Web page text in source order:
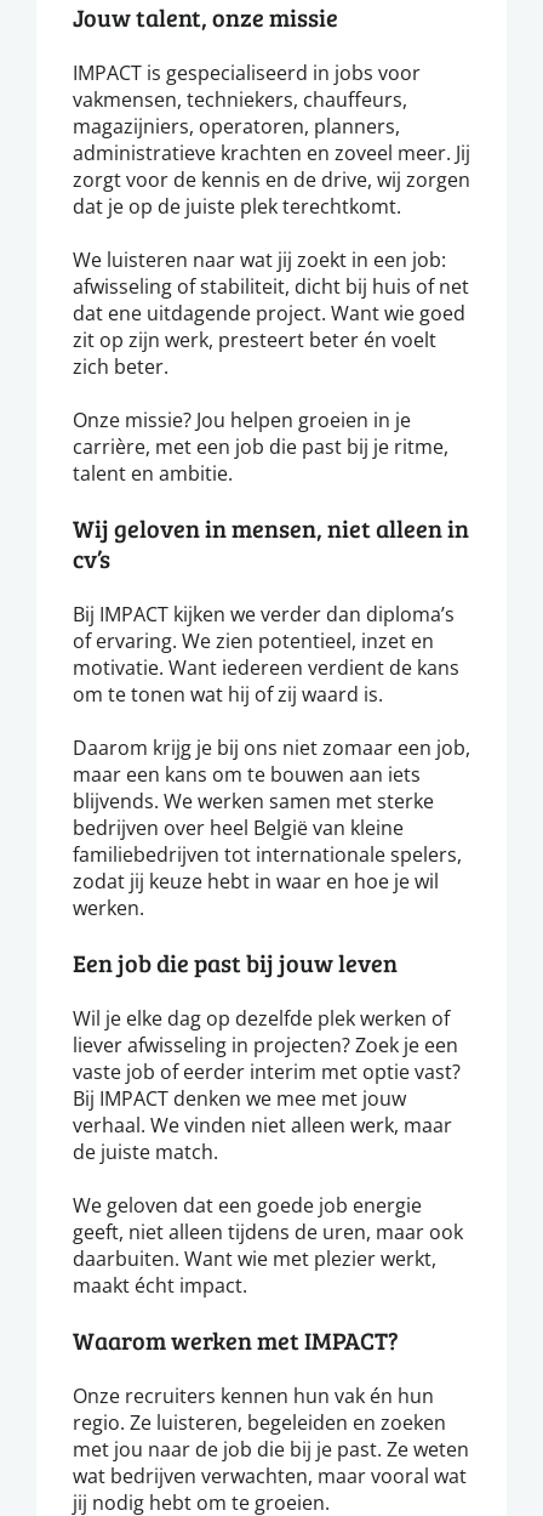
Jouw talent, onze missie
IMPACT is gespecialiseerd in jobs voor
vakmensen, techniekers, chauffeurs,
magazijniers, operatoren, planners,
administratieve krachten en zoveel meer. Jij
zorgt voor de kennis en de drive, wij zorgen
dat je op de juiste plek terechtkomt.
We luisteren naar wat jij zoekt in een job:
afwisseling of stabiliteit, dicht bij huis of net
dat ene uitdagende project. Want wie goed
zit op zijn werk, presteert beter én voelt
zich beter.
Onze missie? Jou helpen groeien in je
carrière, met een job die past bij je ritme,
talent en ambitie.
Wij geloven in mensen, niet alleen in
cv’s
Bij IMPACT kijken we verder dan diploma’s
of ervaring. We zien potentieel, inzet en
motivatie. Want iedereen verdient de kans
om te tonen wat hij of zij waard is.
Daarom krijg je bij ons niet zomaar een job,
maar een kans om te bouwen aan iets
blijvends. We werken samen met sterke
bedrijven over heel België van kleine
familiebedrijven tot internationale spelers,
zodat jij keuze hebt in waar en hoe je wil
werken.
Een job die past bij jouw leven
Wil je elke dag op dezelfde plek werken of
liever afwisseling in projecten? Zoek je een
vaste job of eerder interim met optie vast?
Bij IMPACT denken we mee met jouw
verhaal. We vinden niet alleen werk, maar
de juiste match.
We geloven dat een goede job energie
geeft, niet alleen tijdens de uren, maar ook
daarbuiten. Want wie met plezier werkt,
maakt écht impact.
Waarom werken met IMPACT?
Onze recruiters kennen hun vak én hun
regio. Ze luisteren, begeleiden en zoeken
met jou naar de job die bij je past. Ze weten
wat bedrijven verwachten, maar vooral wat
jij nodig hebt om te groeien.